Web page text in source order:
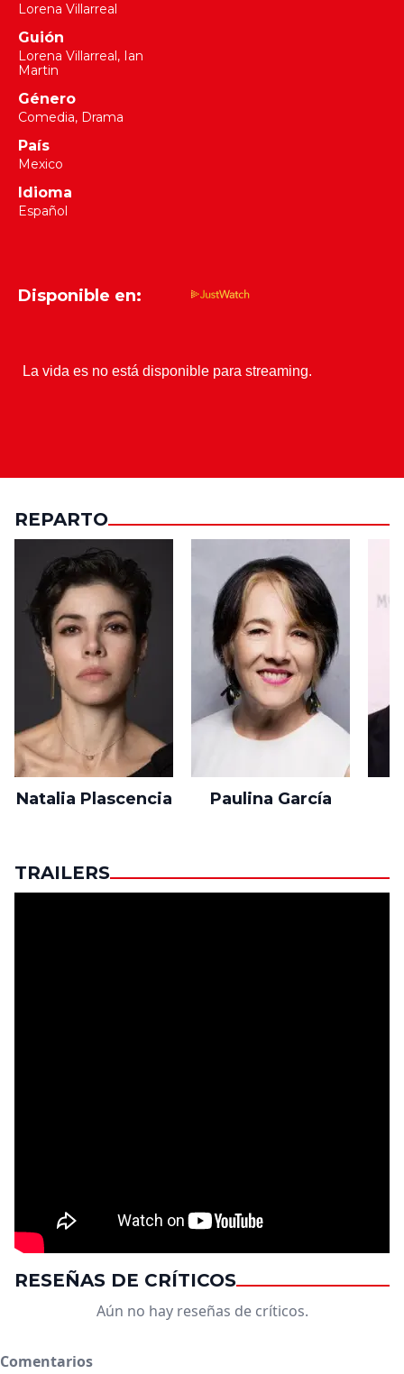
Lorena Villarreal
Guión
Lorena Villarreal, Ian
Martin
Género
Comedia, Drama
País
Mexico
Idioma
Español
Disponible en:
REPARTO
Natalia Plascencia
Paulina García
TRAILERS
RESEÑAS DE CRÍTICOS
Aún no hay reseñas de críticos.
Comentarios